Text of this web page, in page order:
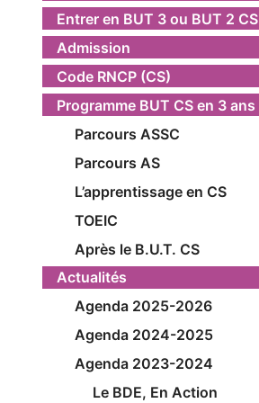
Entrer en BUT 3 ou BUT 2 CS
Admission
Code RNCP (CS)
Programme BUT CS en 3 ans
Parcours ASSC
Parcours AS
L’apprentissage en CS
TOEIC
Après le B.U.T. CS
Actualités
Agenda 2025-2026
Agenda 2024-2025
Agenda 2023-2024
Le BDE, En Action